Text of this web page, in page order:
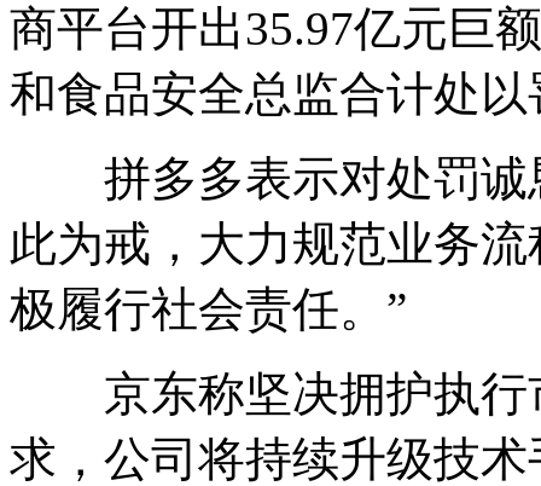
商平台开出35.97亿元巨
和食品安全总监合计处以
拼多多表示对处罚诚
此为戒，大力规范业务
极履行社会责任。”
京东称坚决拥护执行
求，公司将持续升级技